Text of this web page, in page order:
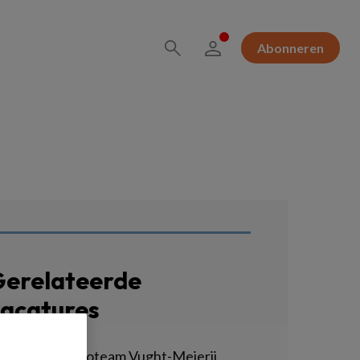
Abonneren
Regioteam Vught-Meierij